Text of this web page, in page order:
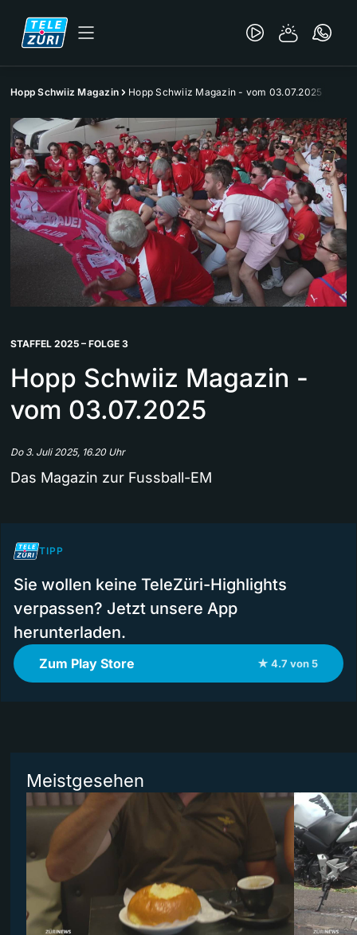
Hopp Schwiiz Magazin Hopp Schwiiz Magazin - vom 03.07.2025
STAFFEL 2025 – FOLGE 3
Hopp Schwiiz Magazin -
vom 03.07.2025
Do 3. Juli 2025, 16.20 Uhr
Das Magazin zur Fussball-EM
TIPP
Sie wollen keine TeleZüri-Highlights
verpassen? Jetzt unsere App
herunterladen.
Zum Play Store ★ 4.7 von 5
Meistgesehen